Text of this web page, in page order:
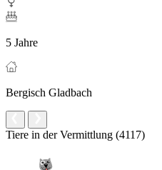
5 Jahre
Bergisch Gladbach
Tiere in der Vermittlung (4117)